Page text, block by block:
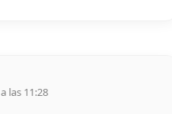
las 11:28